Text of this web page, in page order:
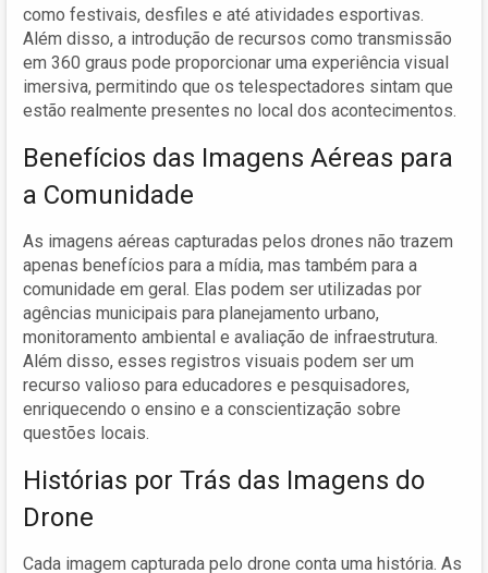
como festivais, desfiles e até atividades esportivas.
Além disso, a introdução de recursos como transmissão
em 360 graus pode proporcionar uma experiência visual
imersiva, permitindo que os telespectadores sintam que
estão realmente presentes no local dos acontecimentos.
Benefícios das Imagens Aéreas para
a Comunidade
As imagens aéreas capturadas pelos drones não trazem
apenas benefícios para a mídia, mas também para a
comunidade em geral. Elas podem ser utilizadas por
agências municipais para planejamento urbano,
monitoramento ambiental e avaliação de infraestrutura.
Além disso, esses registros visuais podem ser um
recurso valioso para educadores e pesquisadores,
enriquecendo o ensino e a conscientização sobre
questões locais.
Histórias por Trás das Imagens do
Drone
Cada imagem capturada pelo drone conta uma história. As